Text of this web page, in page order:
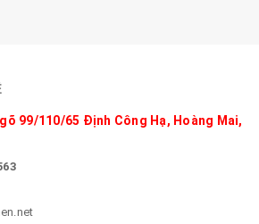
99/110/65 Định Công Hạ, Hoàng Mai,